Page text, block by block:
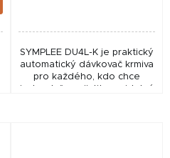
SYMPLEE DU4L-K je praktický
automatický dávkovač krmiva
pro každého, kdo chce